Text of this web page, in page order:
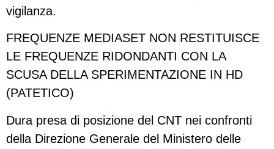
vigilanza.
FREQUENZE MEDIASET NON RESTITUISCE
LE FREQUENZE RIDONDANTI CON LA
SCUSA DELLA SPERIMENTAZIONE IN HD
(PATETICO)
Dura presa di posizione del CNT nei confronti
della Direzione Generale del Ministero delle